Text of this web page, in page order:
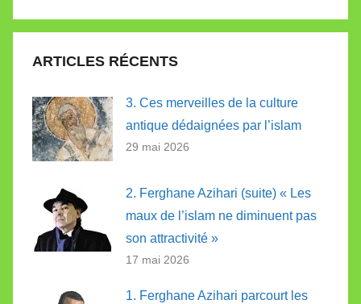
:
ARTICLES RÉCENTS
3. Ces merveilles de la culture
antique dédaignées par l’islam
29 mai 2026
2. Ferghane Azihari (suite) « Les
maux de l’islam ne diminuent pas
son attractivité »
17 mai 2026
1. Ferghane Azihari parcourt les